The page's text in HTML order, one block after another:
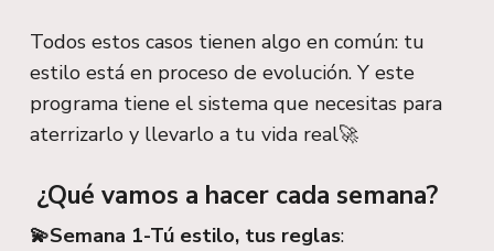
Todos estos casos tienen algo en común: tu
estilo está en proceso de evolución. Y este
programa tiene el sistema que necesitas para
aterrizarlo y llevarlo a tu vida real🚀
¿Qué vamos a hacer cada semana?
💫Semana 1-Tú estilo, tus reglas: